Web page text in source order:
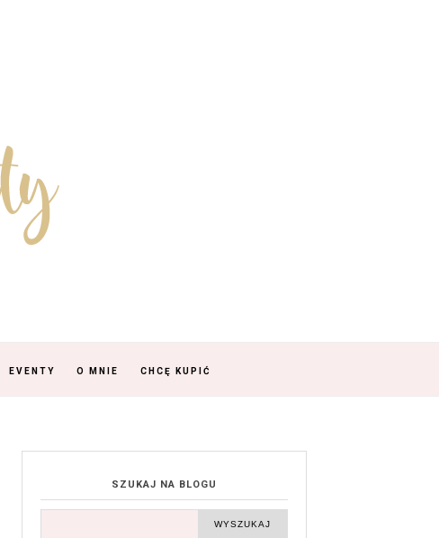
EVENTY O MNIE CHCĘ KUPIĆ
SZUKAJ NA BLOGU